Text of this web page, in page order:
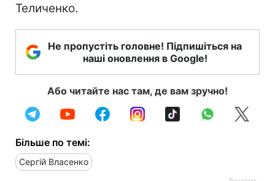
Теличенко.
Не пропустіть головне! Підпишіться на
наші оновлення в Google!
Або читайте нас там, де вам зручно!
Більше по темі:
Сергій Власенко